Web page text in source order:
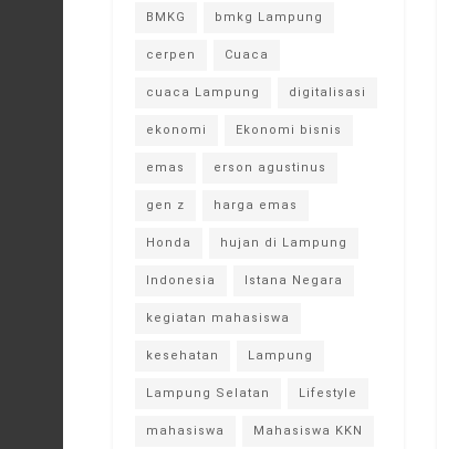
BMKG bmkg Lampung
cerpen Cuaca
cuaca Lampung digitalisasi
ekonomi Ekonomi bisnis
emas erson agustinus
gen z harga emas
Honda hujan di Lampung
Indonesia Istana Negara
kegiatan mahasiswa
kesehatan Lampung
Lampung Selatan Lifestyle
mahasiswa Mahasiswa KKN